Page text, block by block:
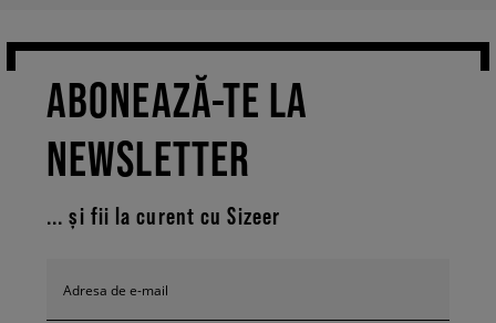
ABONEAZĂ-TE LA
NEWSLETTER
... și fii la curent cu Sizeer
Adresa de e-mail